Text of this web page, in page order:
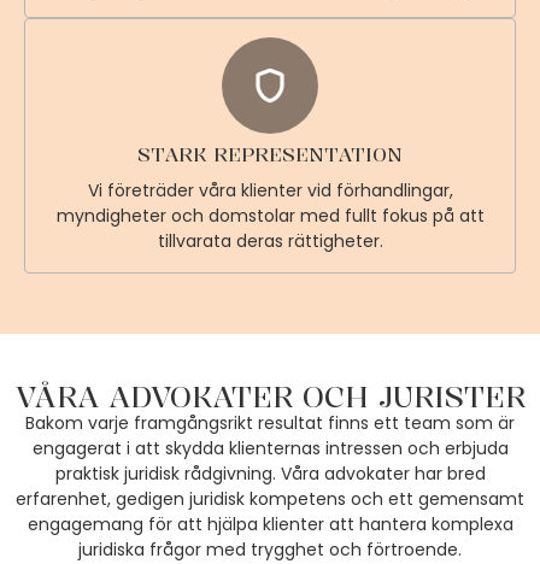
STARK REPRESENTATION
Vi företräder våra klienter vid förhandlingar,
myndigheter och domstolar med fullt fokus på att
tillvarata deras rättigheter.
VÅRA ADVOKATER OCH JURISTER
Bakom varje framgångsrikt resultat finns ett team som är
engagerat i att skydda klienternas intressen och erbjuda
praktisk juridisk rådgivning. Våra advokater har bred
erfarenhet, gedigen juridisk kompetens och ett gemensamt
engagemang för att hjälpa klienter att hantera komplexa
juridiska frågor med trygghet och förtroende.